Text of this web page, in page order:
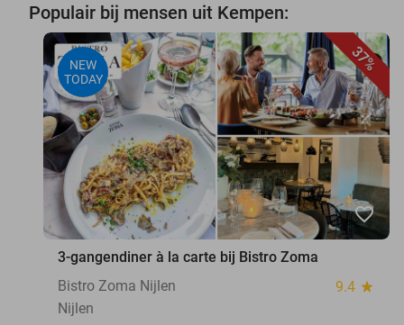
Populair bij mensen uit Kempen:
37%
NEW
TODAY
favorite_border
3-gangendiner à la carte bij Bistro Zoma
Bistro Zoma Nijlen
9.4 star
Nijlen